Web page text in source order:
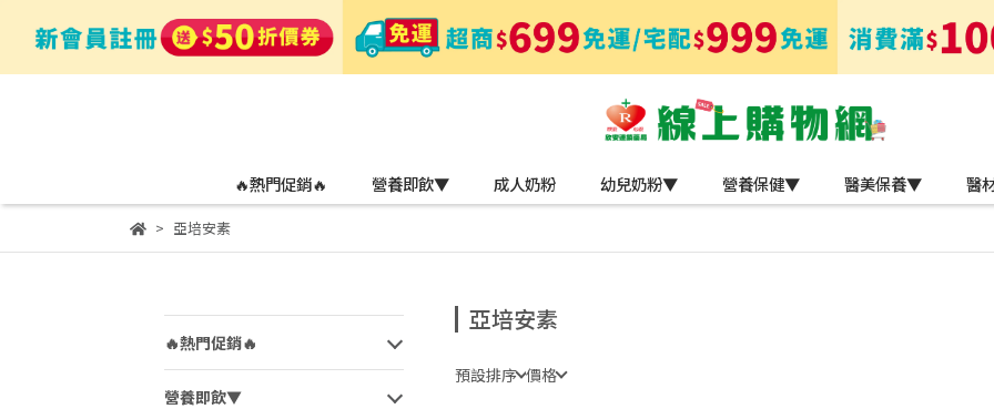
🔥熱門促銷🔥 營養即飲▼ 成人奶粉 幼兒奶粉▼ 營養保健▼ 醫美保養▼ 醫
亞培安素
🔥熱門促銷🔥
營養即飲▼
亞培安素
預設排序 價格